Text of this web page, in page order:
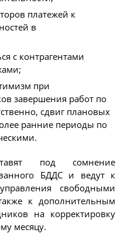
платежей к
в
с контрагентами
при
завершения работ по
сдвиг плановых
ранние периоды по
под сомнение
БДДС и ведут к
свободными
к дополнительным
на корректировку
месяцу.